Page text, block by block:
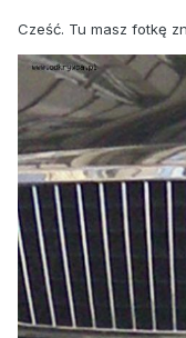
Cześć. Tu masz fotkę